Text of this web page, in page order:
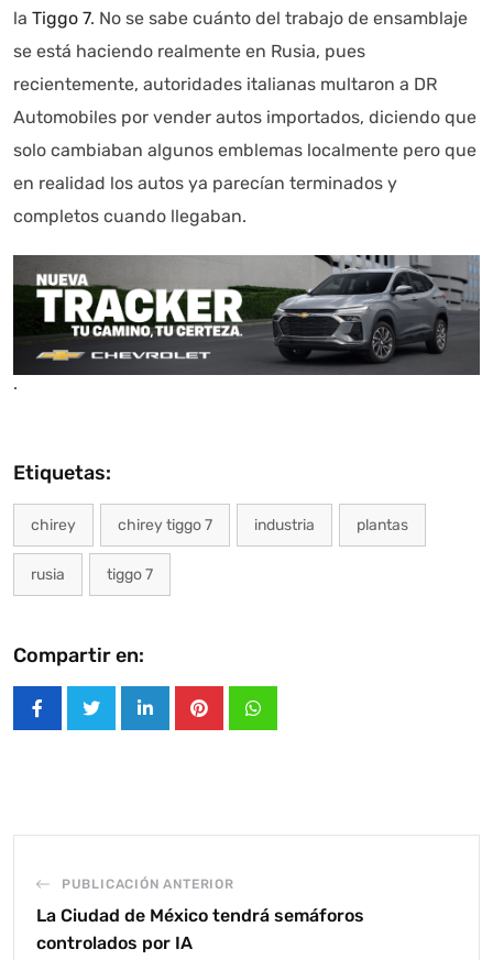
la Tiggo 7. No se sabe cuánto del trabajo de ensamblaje
se está haciendo realmente en Rusia, pues
recientemente, autoridades italianas multaron a DR
Automobiles por vender autos importados, diciendo que
solo cambiaban algunos emblemas localmente pero que
en realidad los autos ya parecían terminados y
completos cuando llegaban.
.
Etiquetas:
chirey chirey tiggo 7 industria plantas
rusia tiggo 7
Compartir en:
LinkedInPinterestWhatsapp
PUBLICACIÓN ANTERIOR
La Ciudad de México tendrá semáforos
controlados por IA